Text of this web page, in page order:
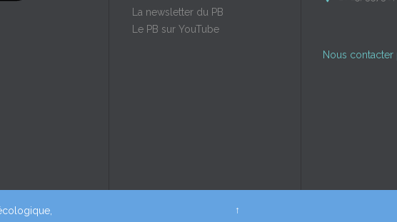
La newsletter du PB
Le PB sur YouTube
Nous contacter
↑